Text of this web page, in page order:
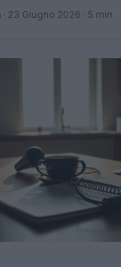
· 23 Giugno 2026 · 5 min